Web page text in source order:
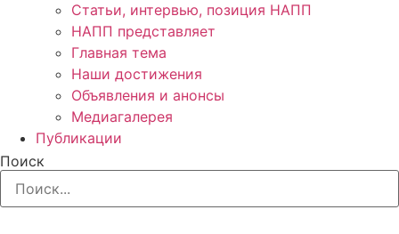
Статьи, интервью, позиция НАПП
НАПП представляет
Главная тема
Наши достижения
Объявления и анонсы
Медиагалерея
Публикации
Поиск